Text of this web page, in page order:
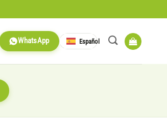
WhatsApp Español